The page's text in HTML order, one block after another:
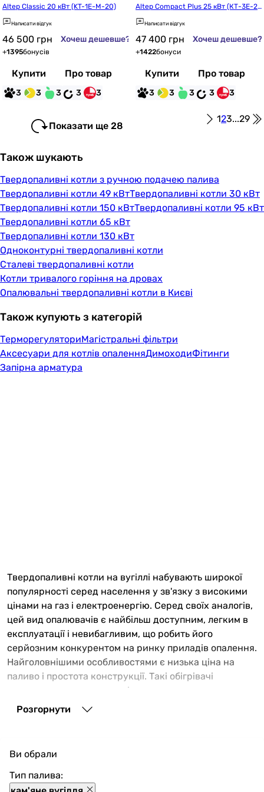
Altep Classic 20 кВт (KT-1E-M-20)
Написати відгук
46 500 грн Хочеш дешевше?
+1395бонусів
Купити Про товар
3 3 3 3 3
Altep Compact Plus 25 кВт (КТ-3Е-2
5)
Написати відгук
47 400 грн Хочеш дешевше?
+1422бонуси
Купити Про товар
3 3 3 3 3
Показати ще 28
123...29
Також шукають
Твердопаливні котли з ручною подачею палива
Твердопаливні котли 49 кВтТвердопаливні котли 30 кВт
Твердопаливні котли 150 кВтТвердопаливні котли 95 кВт
Твердопаливні котли 65 кВт
Твердопаливні котли 130 кВт
Одноконтурні твердопаливні котли
Сталеві твердопаливні котли
Котли тривалого горіння на дровах
Опалювальні твердопаливні котли в Києві
Також купують з категорій
ТерморегуляториМагістральні фільтри
Аксесуари для котлів опаленняДимоходиФітинги
Запірна арматура
Твердопаливні котли на вугіллі набувають широкої
популярності серед населення у зв'язку з високими
цінами на газ і електроенергію. Серед своїх аналогів,
цей вид опалювачів є найбільш доступним, легким в
експлуатації і невибагливим, що робить його
серйозним конкурентом на ринку приладів опалення.
Найголовнішими особливостями є низька ціна на
паливо і простота конструкції. Такі обігрівачі
дозволяють опалити приміщення з великою площею.
Котли на вугіллі мають безліч модифікацій і можуть
Котел на вугіллі і його незаперечні переваги
Відмінною особливістю цього виду обігрівальних
Розгорнути
Ви обрали
Тип палива: